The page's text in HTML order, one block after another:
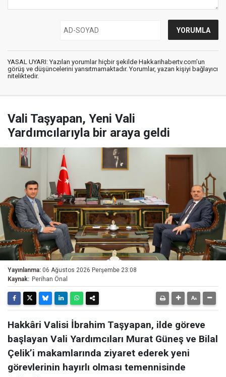
YASAL UYARI: Yazılan yorumlar hiçbir şekilde Hakkarihabertv.com’un
görüş ve düşüncelerini yansıtmamaktadır. Yorumlar, yazan kişiyi bağlayıcı
niteliktedir.
Vali Taşyapan, Yeni Vali
Yardımcılarıyla bir araya geldi
Yayınlanma: 06 Ağustos 2026 Perşembe 23:08
Kaynak: Perihan Önal
Hakkâri Valisi İbrahim Taşyapan, ilde göreve
başlayan Vali Yardımcıları Murat Güneş ve Bilal
Çelik’i makamlarında ziyaret ederek yeni
görevlerinin hayırlı olması temennisinde